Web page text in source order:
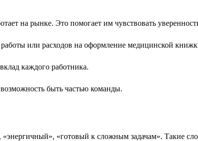
на рынке. Это помогает им чувствовать
или расходов на оформление медицинской
каждого работника.
быть частью команды.
«готовый к сложным задачам». Такие